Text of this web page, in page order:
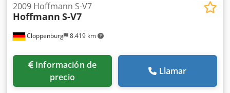
Cloppenburg 8.419 km
2009 Hoffmann S-V7
Hoffmann S-V7
Información de
precio
Llamar